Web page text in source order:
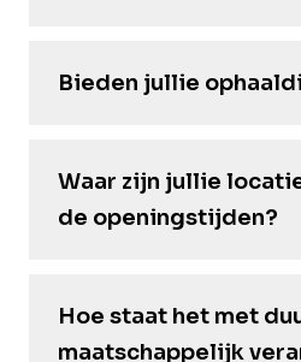
Bieden jullie
Waar zijn jullie
de openingstijden?
Hoe staat het met
maatschappelijk